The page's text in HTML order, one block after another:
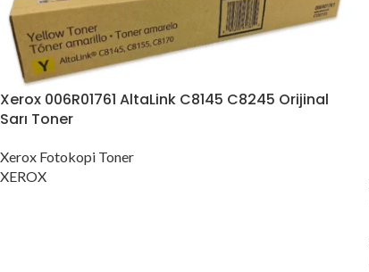
Xerox 006R01761 AltaLink C8145 C8245 Orijinal
Sarı Toner
Xerox Fotokopi Toner
XEROX